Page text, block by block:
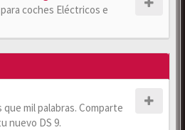
coches Eléctricos e
que mil palabras. Comparte
nuevo DS 9.